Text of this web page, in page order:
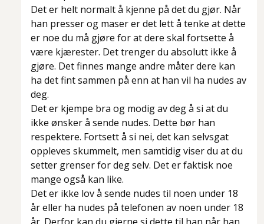
Det er helt normalt å kjenne på det du gjør. Når
han presser og maser er det lett å tenke at dette
er noe du må gjøre for at dere skal fortsette å
være kjærester. Det trenger du absolutt ikke å
gjøre. Det finnes mange andre måter dere kan
ha det fint sammen på enn at han vil ha nudes av
deg.
Det er kjempe bra og modig av deg å si at du
ikke ønsker å sende nudes. Dette bør han
respektere. Fortsett å si nei, det kan selvsgat
oppleves skummelt, men samtidig viser du at du
setter grenser for deg selv. Det er faktisk noe
mange også kan like.
Det er ikke lov å sende nudes til noen under 18
år eller ha nudes på telefonen av noen under 18